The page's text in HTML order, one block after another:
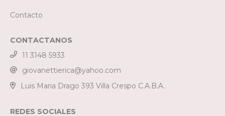
Contacto
CONTACTANOS
11 3148 5933
giovanettierica@yahoo.com
Luis Maria Drago 393 Villa Crespo C.A.B.A.
REDES SOCIALES